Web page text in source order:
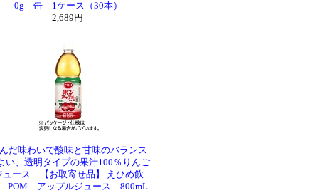
0g 缶 1ケース（30本）
2,689円
だ味わいで酸味と甘味のバランス
い、透明タイプの果汁100％りんご
ュース 【お取寄せ品】 えひめ飲
POM アップルジュース 800mL